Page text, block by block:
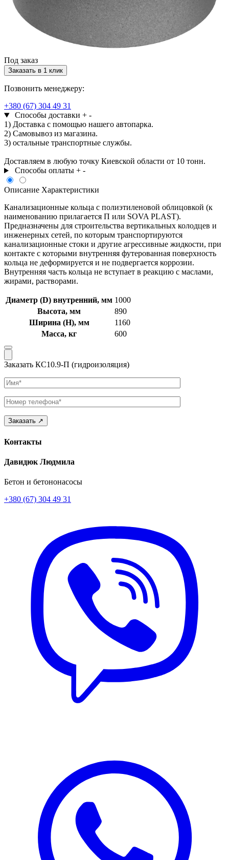
Под заказ
Заказать в 1 клик
Позвонить менеджеру:
+380 (67) 304 49 31
Способы доставки + -
1) Доставка с помощью нашего автопарка.
2) Самовывоз из магазина.
3) остальные транспортные службы.
Доставляем в любую точку Киевской области от 10 тонн.
Способы оплаты + -
Описание Характеристики
Канализационные кольца с полиэтиленовой облицовкой (к
наименованию прилагается П или SOVA PLAST).
Предназначены для строительства вертикальных колодцев и
инженерных сетей, по которым транспортируются
канализационные стоки и другие агрессивные жидкости, при
контакте с которыми внутренняя футерованная поверхность
кольца не деформируется и не подвергается коррозии.
Внутренняя часть кольца не вступает в реакцию с маслами,
жирами, растворами.
Диаметр (D) внутренний, мм 1000
Высота, мм
890
Ширина (Н), мм
1160
Масса, кг
600
Заказать КС10.9-П (гидроизоляция)
Имя
Телефон
Контакты
Давидюк Людмила
Бетон и бетононасосы
+380 (67) 304 49 31